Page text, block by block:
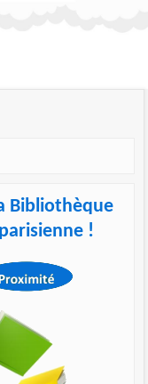
Bibliothèque
!